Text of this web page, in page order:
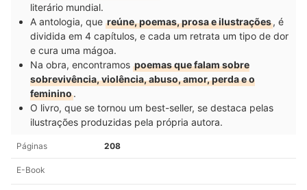
literário mundial.
A antologia, que reúne, poemas, prosa e ilustrações, é
dividida em 4 capítulos, e cada um retrata um tipo de dor
e cura uma mágoa.
Na obra, encontramos poemas que falam sobre
sobrevivência, violência, abuso, amor, perda e o
feminino.
O livro, que se tornou um best-seller, se destaca pelas
ilustrações produzidas pela própria autora.
Páginas 208
E-Book